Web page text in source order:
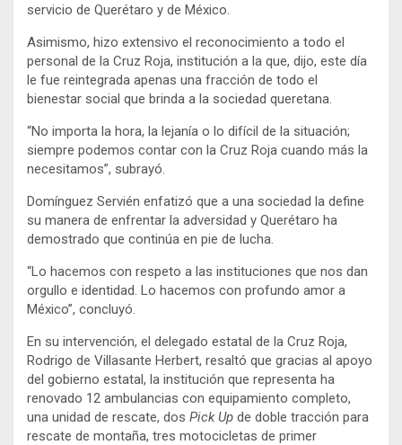
servicio de Querétaro y de México.
Asimismo, hizo extensivo el reconocimiento a todo el
personal de la Cruz Roja, institución a la que, dijo, este día
le fue reintegrada apenas una fracción de todo el
bienestar social que brinda a la sociedad queretana.
“No importa la hora, la lejanía o lo difícil de la situación;
siempre podemos contar con la Cruz Roja cuando más la
necesitamos”, subrayó.
Domínguez Servién enfatizó que a una sociedad la define
su manera de enfrentar la adversidad y Querétaro ha
demostrado que continúa en pie de lucha.
“Lo hacemos con respeto a las instituciones que nos dan
orgullo e identidad. Lo hacemos con profundo amor a
México”, concluyó.
En su intervención, el delegado estatal de la Cruz Roja,
Rodrigo de Villasante Herbert, resaltó que gracias al apoyo
del gobierno estatal, la institución que representa ha
renovado 12 ambulancias con equipamiento completo,
una unidad de rescate, dos Pick Up de doble tracción para
rescate de montaña, tres motocicletas de primer